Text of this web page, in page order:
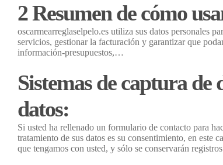
2 Resumen de cómo
oscarmearreglaselpelo.es utiliza sus datos personales
servicios, gestionar la facturación y garantizar que
información-presupuestos,…
Sistemas de captura
datos:
Si usted ha rellenado un formulario de contacto para
tratamiento de sus datos es su consentimiento, en este
que tengamos con usted, y sólo se conservarán